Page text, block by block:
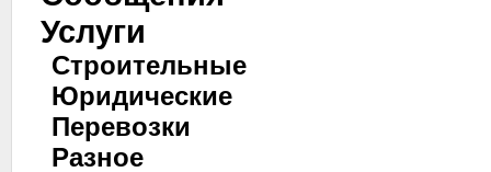
Услуги
Строительные
Юридические
Перевозки
Разное